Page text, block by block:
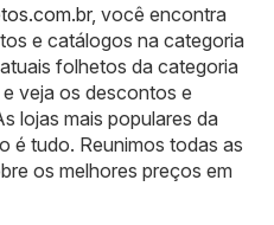
, você encontra
e catálogos na categoria
folhetos da categoria
veja os descontos e
lojas mais populares da
é tudo. Reunimos todas as
os melhores preços em